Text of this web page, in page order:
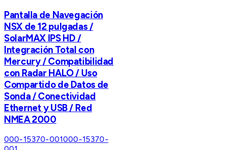
Pantalla de Navegación
NSX de 12 pulgadas /
SolarMAX IPS HD /
Integración Total con
Mercury / Compatibilidad
con Radar HALO / Uso
Compartido de Datos de
Sonda / Conectividad
Ethernet y USB / Red
NMEA 2000
000-15370-001000-15370-